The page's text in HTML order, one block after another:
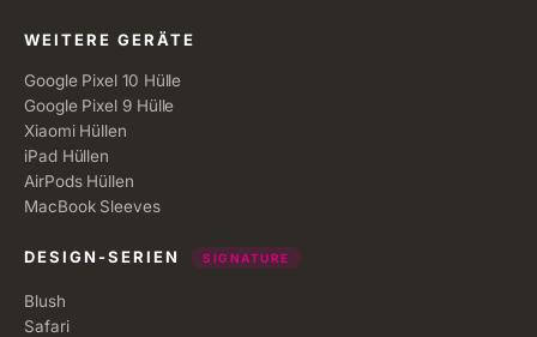
WEITERE GERÄTE
Google Pixel 10 Hülle
Google Pixel 9 Hülle
Xiaomi Hüllen
iPad Hüllen
AirPods Hüllen
MacBook Sleeves
DESIGN-SERIEN SIGNATURE
Blush
Safari